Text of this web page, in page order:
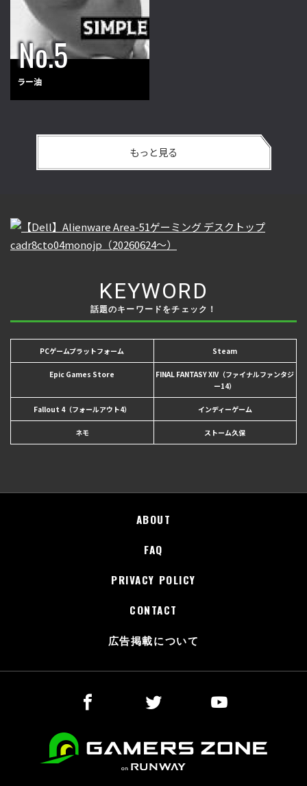
ラー油
もっと見る
KEYWORD
話題のキーワードをチェック！
PCゲームプラットフォーム Steam
Epic Games Store
FINAL FANTASY XIV（ファイナルファンタジ
ー14）
Fallout 4（フォールアウト4） インディーゲーム
ネモ ストーム久保
ABOUT
FAQ
PRIVACY POLICY
CONTACT
広告掲載について